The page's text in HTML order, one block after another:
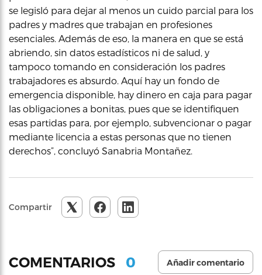
se legisló para dejar al menos un cuido parcial para los
padres y madres que trabajan en profesiones
esenciales. Además de eso, la manera en que se está
abriendo, sin datos estadísticos ni de salud, y
tampoco tomando en consideración los padres
trabajadores es absurdo. Aquí hay un fondo de
emergencia disponible, hay dinero en caja para pagar
las obligaciones a bonitas, pues que se identifiquen
esas partidas para, por ejemplo, subvencionar o pagar
mediante licencia a estas personas que no tienen
derechos”, concluyó Sanabria Montañez.
Compartir
COMENTARIOS 0 Añadir comentario